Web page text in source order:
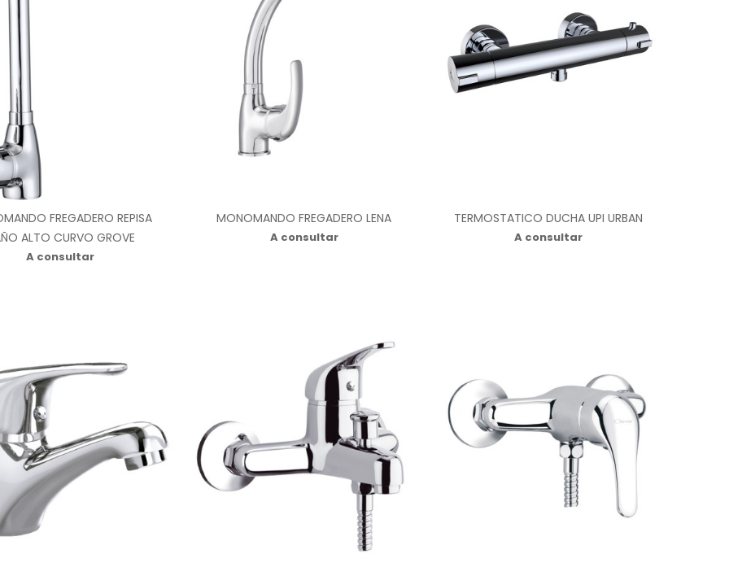
FREGADERO REPISA
ALTO CURVO GROVE
A consultar
MONOMANDO FREGADERO LENA
A consultar
TERMOSTATICO DUCHA UPI URBAN
A consultar